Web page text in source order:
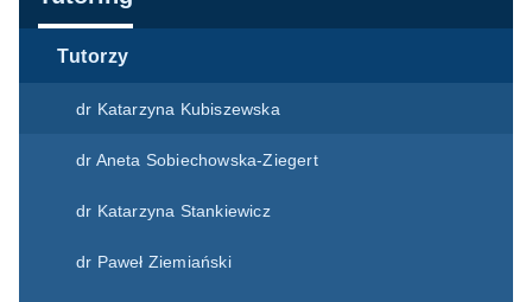
Tutorzy
dr Katarzyna Kubiszewska
dr Aneta Sobiechowska-Ziegert
dr Katarzyna Stankiewicz
dr Paweł Ziemiański